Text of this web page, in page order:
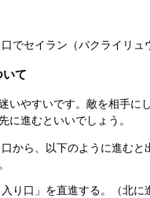
でセイラン（バクライリュ
いて
いやすいです。敵を相手に
に進むといいでしょう。
から、以下のように進むと
入り口」を直進する。（北に